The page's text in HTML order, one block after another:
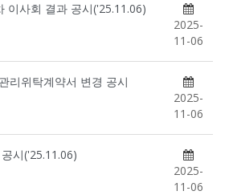
이사회 결과 공시('25.11.06)
2025-
11-06
리위탁계약서 변경 공시
2025-
11-06
시('25.11.06)
2025-
11-06